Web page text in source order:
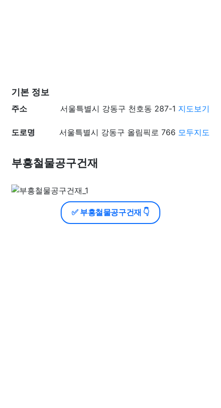
기본 정보
주소
서울특별시 강동구 천호동 287-1 지도보기
도로명 서울특별시 강동구 올림픽로 766 모두지도
부흥철물공구건재
✅ 부흥철물공구건재 👇